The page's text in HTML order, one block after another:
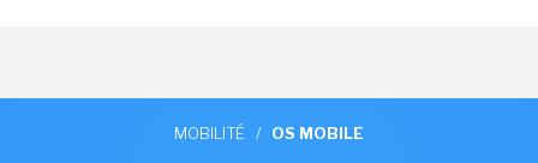
MOBILITÉ / OS MOBILE